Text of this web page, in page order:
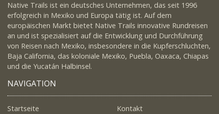
Native Trails ist ein deutsches Unternehmen, das seit 1996
erfolgreich in Mexiko und Europa tätig ist. Auf dem
europäischen Markt bietet Native Trails innovative Rundreisen
an und ist spezialisiert auf die Entwicklung und Durchführung
von Reisen nach Mexiko, insbesondere in die Kupferschluchten,
Baja California, das koloniale Mexiko, Puebla, Oaxaca, Chiapas
und die Yucatán Halbinsel.
NAVIGATION
Startseite
Kontakt